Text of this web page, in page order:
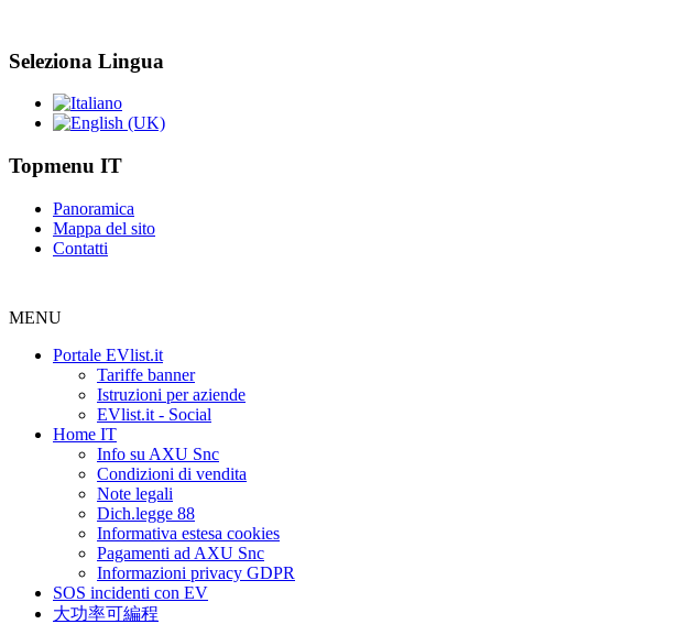
Seleziona Lingua
Topmenu IT
Panoramica
Mappa del sito
Contatti
MENU
Portale EVlist.it
Tariffe banner
Istruzioni per aziende
EVlist.it - Social
Home IT
Info su AXU Snc
Condizioni di vendita
Note legali
Dich.legge 88
Informativa estesa cookies
Pagamenti ad AXU Snc
Informazioni privacy GDPR
SOS incidenti con EV
大功率可編程